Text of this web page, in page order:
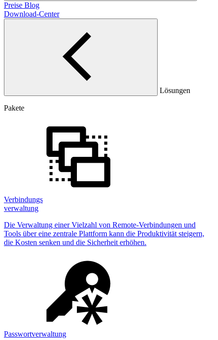
Preise Blog
Download-Center
Lösungen
Pakete
Verbindungs
verwaltung
Die Verwaltung einer Vielzahl von Remote-Verbindungen und
Tools über eine zentrale Plattform kann die Produktivität steigern,
die Kosten senken und die Sicherheit erhöhen.
Passwortverwaltung